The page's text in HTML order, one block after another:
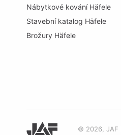
Nábytkové kování Häfele
Stavební katalog Häfele
Brožury Häfele
© 2026, JAF